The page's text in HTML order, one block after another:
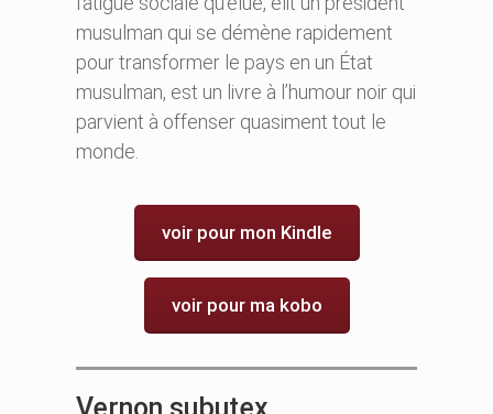
musulman qui se démène rapidement
pour transformer le pays en un État
musulman, est un livre à l’humour noir qui
parvient à offenser quasiment tout le
monde.
voir pour mon Kindle
voir pour ma kobo